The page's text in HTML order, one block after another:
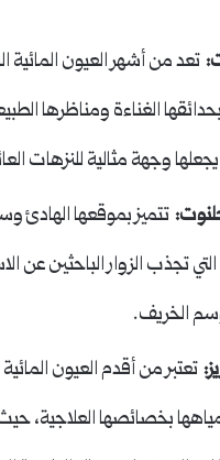
تعد من أشهر العيون المائية
الغناءة ومناظرها
وجهة مثالية للنزهات
تتميز بموقعها الهادئ
تجذب الزوار الباحثين عن
الخريف.
تعتبر من أقدم العيون
بخصائصها العلاجية،